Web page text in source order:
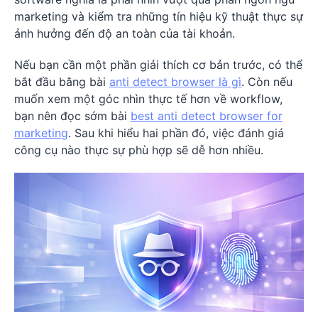
marketing và kiểm tra những tín hiệu kỹ thuật thực sự
ảnh hưởng đến độ an toàn của tài khoản.
Nếu bạn cần một phần giải thích cơ bản trước, có thể
bắt đầu bằng bài anti detect browser là gì. Còn nếu
muốn xem một góc nhìn thực tế hơn về workflow,
bạn nên đọc sớm bài best anti detect browser for
marketing. Sau khi hiểu hai phần đó, việc đánh giá
công cụ nào thực sự phù hợp sẽ dễ hơn nhiều.